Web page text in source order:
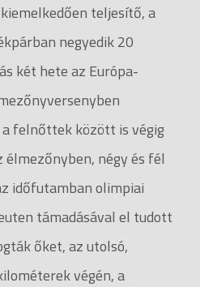
teljesítő, a
negyedik 20
két hete az Európa-
felnőttek között is végig
négy és fél
időfutamban olimpiai
támadásával el tudott
őket, az utolsó,
végén, a